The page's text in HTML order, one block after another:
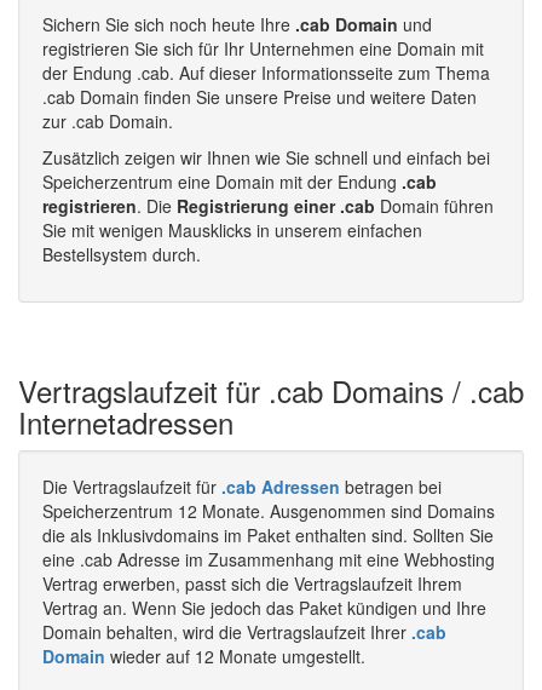
Sichern Sie sich noch heute Ihre .cab Domain und
registrieren Sie sich für Ihr Unternehmen eine Domain mit
der Endung .cab. Auf dieser Informationsseite zum Thema
.cab Domain finden Sie unsere Preise und weitere Daten
zur .cab Domain.
Zusätzlich zeigen wir Ihnen wie Sie schnell und einfach bei
Speicherzentrum eine Domain mit der Endung .cab
registrieren. Die Registrierung einer .cab Domain führen
Sie mit wenigen Mausklicks in unserem einfachen
Bestellsystem durch.
Vertragslaufzeit für .cab Domains / .cab
Internetadressen
Die Vertragslaufzeit für .cab Adressen betragen bei
Speicherzentrum 12 Monate. Ausgenommen sind Domains
die als Inklusivdomains im Paket enthalten sind. Sollten Sie
eine .cab Adresse im Zusammenhang mit eine Webhosting
Vertrag erwerben, passt sich die Vertragslaufzeit Ihrem
Vertrag an. Wenn Sie jedoch das Paket kündigen und Ihre
Domain behalten, wird die Vertragslaufzeit Ihrer .cab
Domain wieder auf 12 Monate umgestellt.